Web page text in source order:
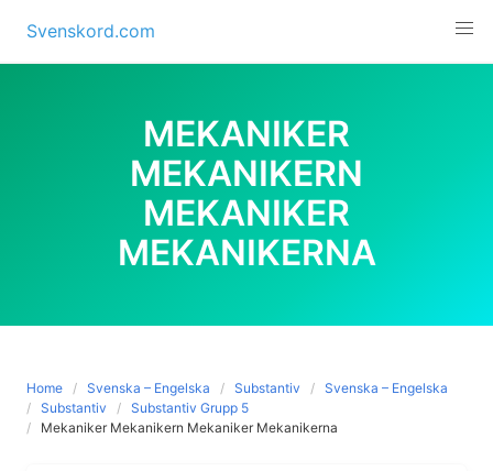
content
Svenskord.com
MEKANIKER
MEKANIKERN
MEKANIKER
MEKANIKERNA
Home Svenska – Engelska Substantiv
Svenska – Engelska
Substantiv
Substantiv Grupp 5
Mekaniker Mekanikern Mekaniker Mekanikerna